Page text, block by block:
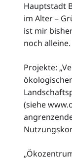
Hauptstadt
im Alter –
ist mir
noch alleine.
Projekte:
(siehe